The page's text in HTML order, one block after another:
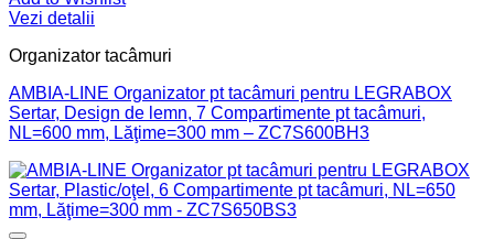
Vezi detalii
Organizator tacâmuri
AMBIA-LINE Organizator pt tacâmuri pentru LEGRABOX
Sertar, Design de lemn, 7 Compartimente pt tacâmuri,
NL=600 mm, Lăţime=300 mm – ZC7S600BH3